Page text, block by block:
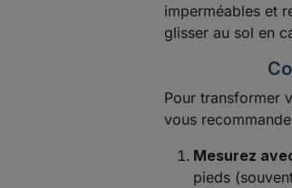
imperméables et
glisser au sol en
Pour transformer
vous
Mesurez
pieds